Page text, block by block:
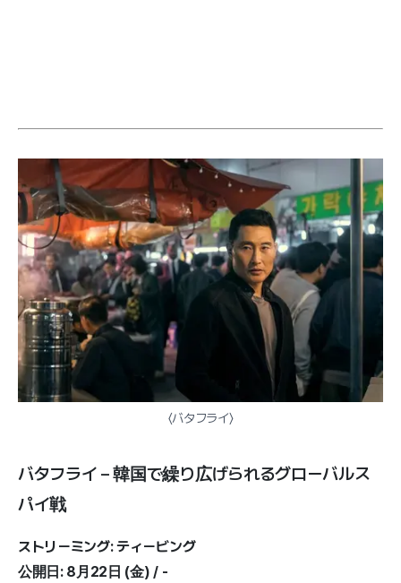
〈バタフライ〉
バタフライ – 韓国で繰り広げられるグローバルス
パイ戦
ストリーミング: ティービング
公開日: 8月22日 (金) / -